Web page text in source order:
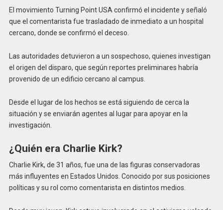
El movimiento Turning Point USA confirmó el incidente y señaló
que el comentarista fue trasladado de inmediato a un hospital
cercano, donde se confirmó el deceso.
Las autoridades detuvieron a un sospechoso, quienes investigan
el origen del disparo, que según reportes preliminares habría
provenido de un edificio cercano al campus.
Desde el lugar de los hechos se está siguiendo de cerca la
situación y se enviarán agentes al lugar para apoyar en la
investigación.
¿Quién era Charlie Kirk?
Charlie Kirk, de 31 años, fue una de las figuras conservadoras
más influyentes en Estados Unidos. Conocido por sus posiciones
políticas y su rol como comentarista en distintos medios.